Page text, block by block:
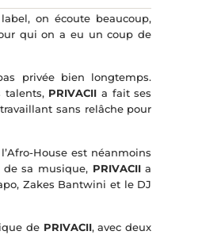
on écoute beaucoup,
qui on a eu un coup de
privée bien longtemps.
talents, PRIVACII a fait ses
sans relâche pour
House est néanmoins
sa musique, PRIVACIIa
Zakes Bantwini et le DJ
de PRIVACII, avec deux